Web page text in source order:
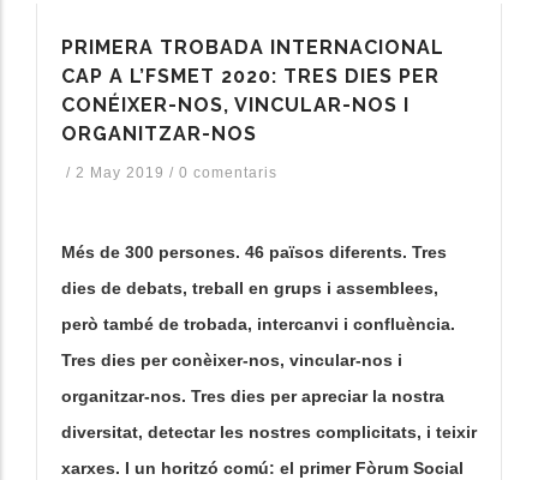
PRIMERA TROBADA INTERNACIONAL
CAP A L’FSMET 2020: TRES DIES PER
CONÉIXER-NOS, VINCULAR-NOS I
ORGANITZAR-NOS
/ 2 May 2019 / 0 comentaris
Més de 300 persones. 46 països diferents. Tres
dies de debats, treball en grups i assemblees,
però també de trobada, intercanvi i confluència.
Tres dies per conèixer-nos, vincular-nos i
organitzar-nos. Tres dies per apreciar la nostra
diversitat, detectar les nostres complicitats, i teixir
xarxes. I un horitzó comú: el primer Fòrum Social